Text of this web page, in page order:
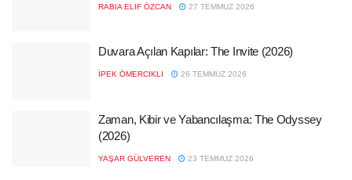
RABIA ELIF ÖZCAN 27 TEMMUZ 2026
Duvara Açılan Kapılar: The Invite (2026)
İPEK ÖMERCIKLI 26 TEMMUZ 2026
Zaman, Kibir ve Yabancılaşma: The Odyssey
(2026)
YAŞAR GÜLVEREN 23 TEMMUZ 2026